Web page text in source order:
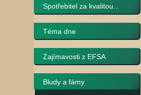
Spotřebitel za kvalitou...
Téma dne
Zajímavosti z EFSA
Bludy a fámy